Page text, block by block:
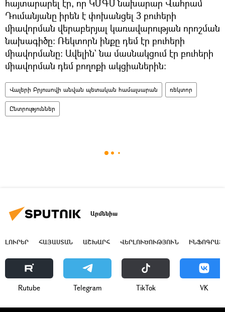
հայտարարել էր, որ ԿՄԳՍ նախարար Վահրամ
Դումանյանը իրեն է փոխանցել 3 բուհերի
միավորման վերաբերյալ կառավարության որոշման
նախագիծը։ Ռեկտորն ինքը դեմ էր բուհերի
միավորմանը։ Ավելին` նա մասնակցում էր բուհերի
միավորման դեմ բողոքի ակցիաներին։
Վալերի Բրյուսովի անվան պետական համալսարան ռեկտոր
Ընտրություններ
Արմենիա
ԼՈՒՐԵՐ ՀԱՅԱՍՏԱՆ ԱՇԽԱՐՀ ՎԵՐԼՈՒԾՈՒԹՅՈՒՆ
Rutube Telegram ТikТоk VK